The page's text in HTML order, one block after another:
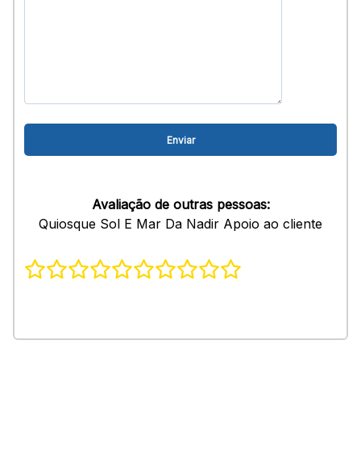
Avaliação de outras pessoas:
Quiosque Sol E Mar Da Nadir Apoio ao cliente